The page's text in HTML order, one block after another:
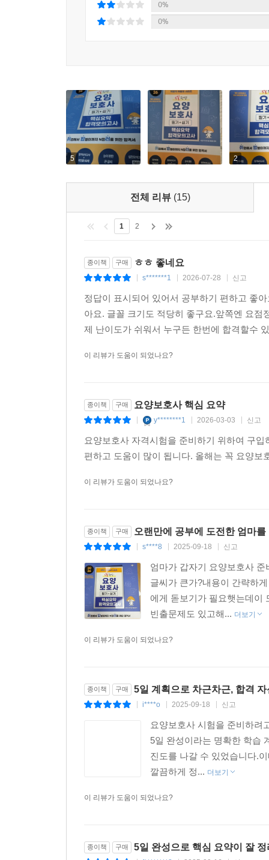
0%
0%
5 2
전체 리뷰 (15)
1 2
종이책 구매 ㅎㅎ 좋네요
s*******1 2026-07-28 신고
정답이 표시되어 있어서 공부하기 편하고 좋
아요. 글꼴 크기도 적당히 좋구요.앞쪽엔 요
제 난이도가 쉬워서 누구든 한번에 합격할수
이 리뷰가 도움이 되었나요?
종이책 구매 요양보호사 핵심 요약
y********1 2026-03-03 신고
요양보호사 자격시험을 준비하기 위하여 구
편하고 도움이 많이 됩니다. 올해는 꼭 요양
이 리뷰가 도움이 되었나요?
종이책 구매 오랜만에 공부에 도전한 엄마
s****8 2025-09-18 신고
엄마가 갑자기 요양보호사
글씨가 큰가?내용이 간략하
에게 돋보기가 필요햇는데이
빈출문제도 있고해... 더보기
이 리뷰가 도움이 되었나요?
종이책 구매 5일 계획으로 차근차근, 합격
i****o 2025-09-18 신고
요양보호사 시험을 준비하려
5일 완성이라는 명확한 학습
진도를 나갈 수 있었습니다.
깔끔하게 정... 더보기
이 리뷰가 도움이 되었나요?
종이책 구매 5일 완성으로 핵심 요약이 잘